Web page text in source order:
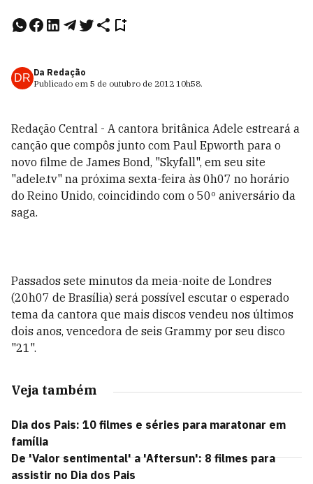
DR Da Redação
Publicado em 5 de outubro de 2012 10h58.
Redação Central - A cantora britânica Adele estreará a
canção que compôs junto com Paul Epworth para o
novo filme de James Bond, "Skyfall", em seu site
"adele.tv" na próxima sexta-feira às 0h07 no horário
do Reino Unido, coincidindo com o 50º aniversário da
saga.
Passados sete minutos da meia-noite de Londres
(20h07 de Brasília) será possível escutar o esperado
tema da cantora que mais discos vendeu nos últimos
dois anos, vencedora de seis Grammy por seu disco
"21".
Veja também
Dia dos Pais: 10 filmes e séries para maratonar em
família
De 'Valor sentimental' a 'Aftersun': 8 filmes para
assistir no Dia dos Pais